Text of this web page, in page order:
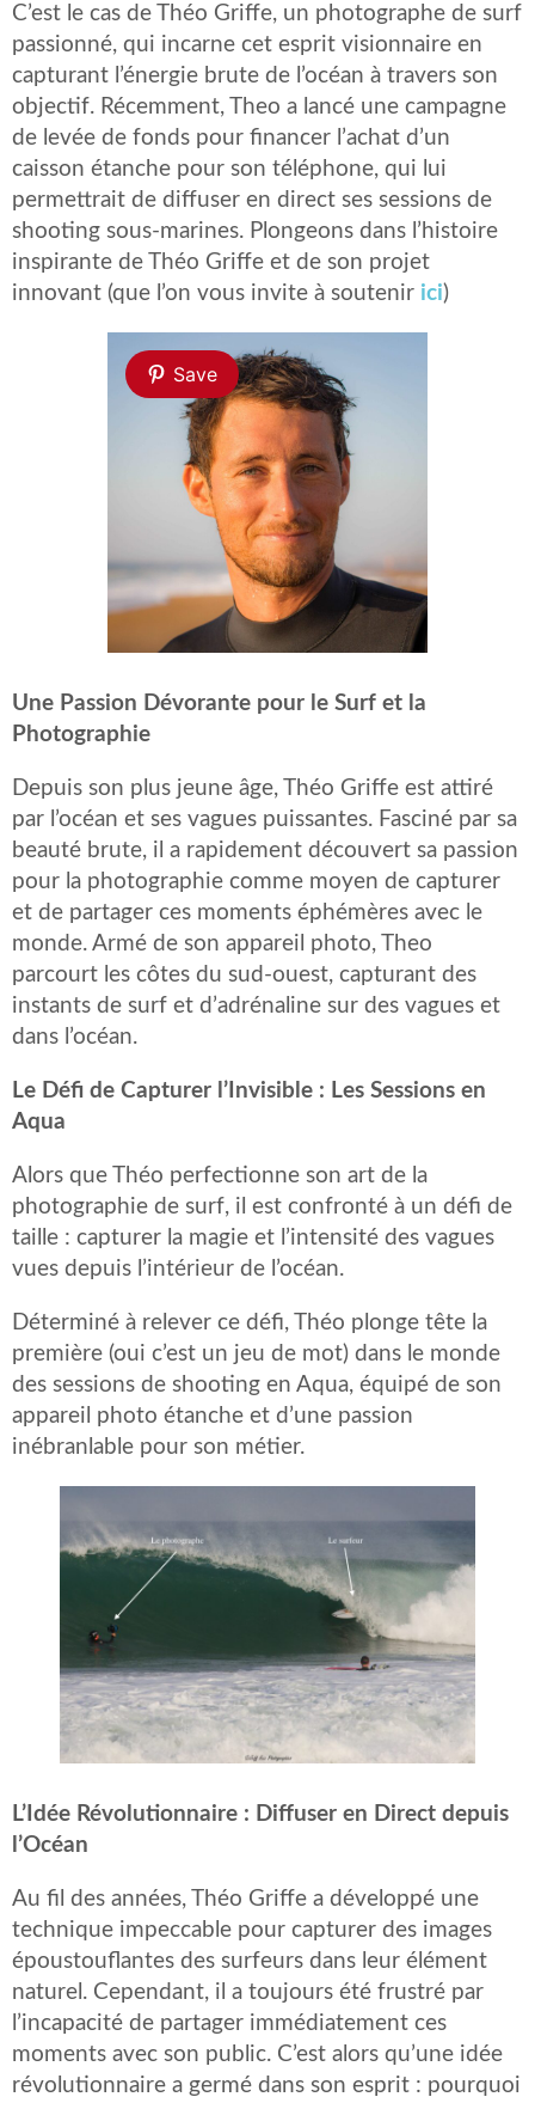
C’est le cas de Théo Griffe, un photographe de surf
passionné, qui incarne cet esprit visionnaire en
capturant l’énergie brute de l’océan à travers son
objectif. Récemment, Theo a lancé une campagne
de levée de fonds pour financer l’achat d’un
caisson étanche pour son téléphone, qui lui
permettrait de diffuser en direct ses sessions de
shooting sous-marines. Plongeons dans l’histoire
inspirante de Théo Griffe et de son projet
innovant (que l’on vous invite à soutenir ici)
Save
Une Passion Dévorante pour le Surf et la
Photographie
Depuis son plus jeune âge, Théo Griffe est attiré
par l’océan et ses vagues puissantes. Fasciné par sa
beauté brute, il a rapidement découvert sa passion
pour la photographie comme moyen de capturer
et de partager ces moments éphémères avec le
monde. Armé de son appareil photo, Theo
parcourt les côtes du sud-ouest, capturant des
instants de surf et d’adrénaline sur des vagues et
dans l’océan.
Le Défi de Capturer l’Invisible : Les Sessions en
Aqua
Alors que Théo perfectionne son art de la
photographie de surf, il est confronté à un défi de
taille : capturer la magie et l’intensité des vagues
vues depuis l’intérieur de l’océan.
Déterminé à relever ce défi, Théo plonge tête la
première (oui c’est un jeu de mot) dans le monde
des sessions de shooting en Aqua, équipé de son
appareil photo étanche et d’une passion
inébranlable pour son métier.
L’Idée Révolutionnaire : Diffuser en Direct depuis
l’Océan
Au fil des années, Théo Griffe a développé une
technique impeccable pour capturer des images
époustouflantes des surfeurs dans leur élément
naturel. Cependant, il a toujours été frustré par
l’incapacité de partager immédiatement ces
moments avec son public. C’est alors qu’une idée
révolutionnaire a germé dans son esprit : pourquoi